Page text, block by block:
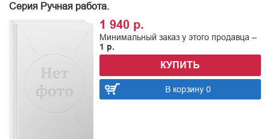
Серия Ручная работа.
1 940 р.
Минимальный заказ у этого продавца –
1 р.
КУПИТЬ
В корзину 0